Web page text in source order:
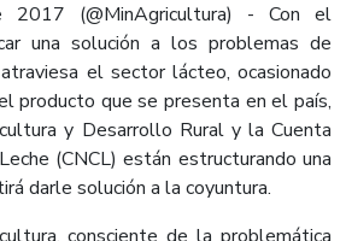
2017 (@MinAgricultura) - Con el
una solución a los problemas de
el sector lácteo, ocasionado
producto que se presenta en el país,
y Desarrollo Rural y la Cuenta
(CNCL) están estructurando una
darle solución a la coyuntura.